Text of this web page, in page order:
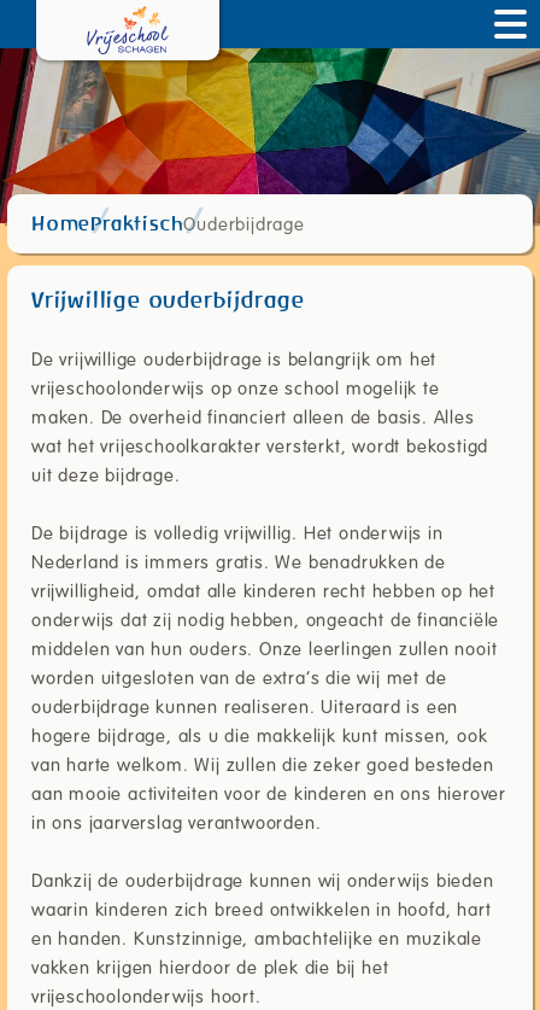
Home PraktischOuderbijdrage
Vrijwillige ouderbijdrage
De vrijwillige ouderbijdrage is belangrijk om het
vrijeschoolonderwijs op onze school mogelijk te
maken. De overheid financiert alleen de basis. Alles
wat het vrijeschoolkarakter versterkt, wordt bekostigd
uit deze bijdrage.
De bijdrage is volledig vrijwillig. Het onderwijs in
Nederland is immers gratis. We benadrukken de
vrijwilligheid, omdat alle kinderen recht hebben op het
onderwijs dat zij nodig hebben, ongeacht de financiële
middelen van hun ouders. Onze leerlingen zullen nooit
worden uitgesloten van de extra’s die wij met de
ouderbijdrage kunnen realiseren. Uiteraard is een
hogere bijdrage, als u die makkelijk kunt missen, ook
van harte welkom. Wij zullen die zeker goed besteden
aan mooie activiteiten voor de kinderen en ons hierover
in ons jaarverslag verantwoorden.
Dankzij de ouderbijdrage kunnen wij onderwijs bieden
waarin kinderen zich breed ontwikkelen in hoofd, hart
en handen. Kunstzinnige, ambachtelijke en muzikale
vakken krijgen hierdoor de plek die bij het
vrijeschoolonderwijs hoort.